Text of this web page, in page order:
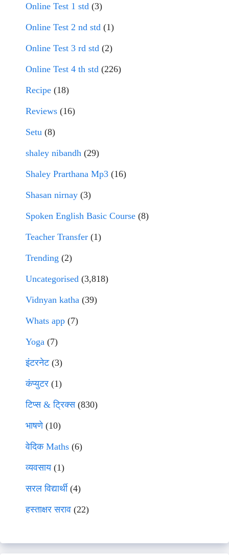
Online Test 1 std (3)
Online Test 2 nd std (1)
Online Test 3 rd std (2)
Online Test 4 th std (226)
Recipe (18)
Reviews (16)
Setu (8)
shaley nibandh (29)
Shaley Prarthana Mp3 (16)
Shasan nirnay (3)
Spoken English Basic Course (8)
Teacher Transfer (1)
Trending (2)
Uncategorised (3,818)
Vidnyan katha (39)
Whats app (7)
Yoga (7)
इंटरनेट(3)
कंप्युटर (1)
टिप्स & ट्रिक्स(830)
भाषणे(10)
वेदिक Maths (6)
व्यवसाय(1)
सरल विद्यार्थी(4)
हस्ताक्षर सराव (22)